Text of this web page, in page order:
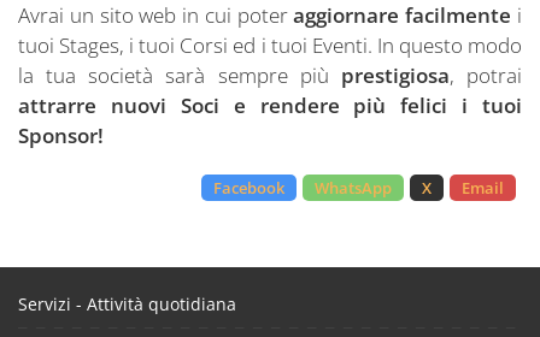
Avrai un sito web in cui poteraggiornare facilmente i
tuoi Stages, i tuoi Corsi ed i tuoi Eventi. In questo modo
la tua società sarà sempre più prestigiosa, potrai
attrarre nuovi Soci e rendere più felici i tuoi
Sponsor!
Facebook WhatsApp X Email
Servizi - Attività quotidiana